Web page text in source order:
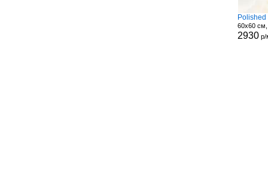
Polished
60x60
2930 р/